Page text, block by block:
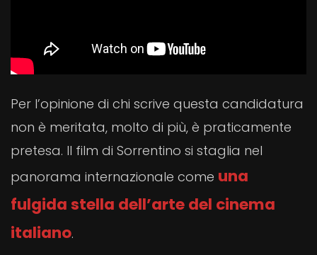
Per l’opinione di chi scrive questa candidatura
non è meritata, molto di più, è praticamente
pretesa. Il film di Sorrentino si staglia nel
panorama internazionale come una
fulgida stella dell’arte del cinema
italiano.